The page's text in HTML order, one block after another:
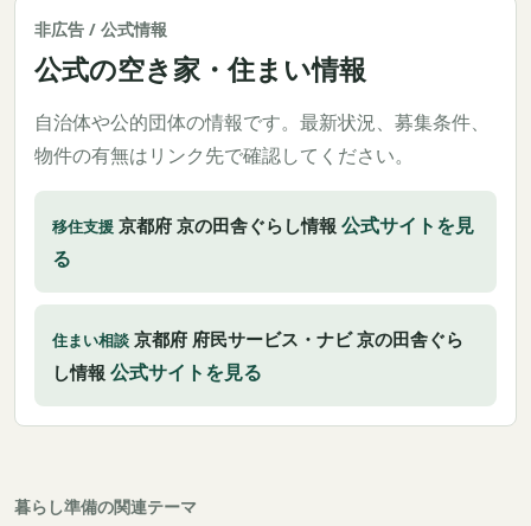
非広告 / 公式情報
公式の空き家・住まい情報
自治体や公的団体の情報です。最新状況、募集条件、
物件の有無はリンク先で確認してください。
移住支援 京都府 京の田舎ぐらし情報 公式サイトを見
る
住まい相談 京都府 府民サービス・ナビ 京の田舎ぐら
し情報 公式サイトを見る
暮らし準備の関連テーマ